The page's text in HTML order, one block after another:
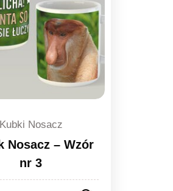
Kubki Nosacz
Nosacz – Wzór
nr 3